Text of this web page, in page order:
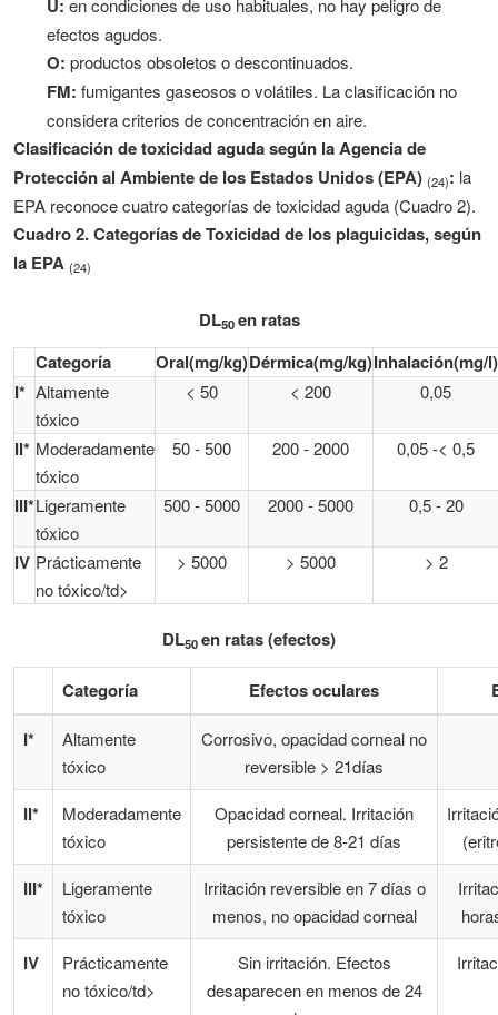
U: en condiciones de uso habituales, no hay peligro de
efectos agudos.
O: productos obsoletos o descontinuados.
FM: fumigantes gaseosos o volátiles. La clasificación no
considera criterios de concentración en aire.
Clasificación de toxicidad aguda según la Agencia de
Protección al Ambiente de los Estados Unidos (EPA) (24): la
EPA reconoce cuatro categorías de toxicidad aguda (Cuadro 2).
Cuadro 2. Categorías de Toxicidad de los plaguicidas, según
la EPA (24)
DL50en ratas
Categoría
Oral(mg/kg)Dérmica(mg/kg)Inhalación(mg/l)
I* Altamente
tóxico
< 50 < 200 0,05
II* Moderadamente
tóxico
50 - 500 200 - 2000 0,05 -< 0,5
III*Ligeramente
tóxico
500 - 5000 2000 - 5000 0,5 - 20
IV Prácticamente
no tóxico/td>
> 5000 > 5000 > 2
DL50en ratas (efectos)
Categoría Efectos oculares
I*
Altamente
tóxico
Corrosivo, opacidad corneal no
reversible > 21días
II*
Moderadamente
tóxico
Opacidad corneal. Irritación
persistente de 8-21 días
III*
Ligeramente
tóxico
Irritación reversible en 7 días o
menos, no opacidad corneal
IV
Prácticamente
no tóxico/td>
Sin irritación. Efectos
desaparecen en menos de 24